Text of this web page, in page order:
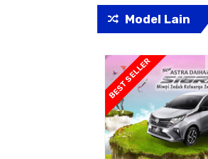
Model Lain
BEST SELLER